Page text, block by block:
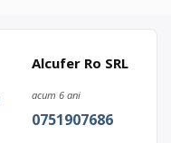
Alcufer Ro SRL
acum 6 ani
0751907686